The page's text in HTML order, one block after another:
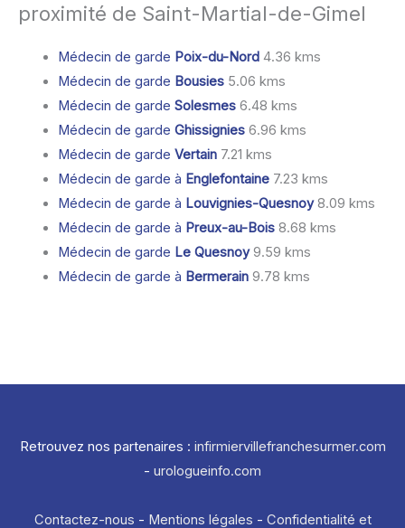
proximité de Saint-Martial-de-Gimel
Médecin de garde Poix-du-Nord4.36 kms
Médecin de garde Bousies5.06 kms
Médecin de garde Solesmes6.48 kms
Médecin de garde Ghissignies6.96 kms
Médecin de garde Vertain7.21 kms
Médecin de garde à Englefontaine7.23 kms
Médecin de garde à Louvignies-Quesnoy8.09 kms
Médecin de garde à Preux-au-Bois8.68 kms
Médecin de garde Le Quesnoy9.59 kms
Médecin de garde à Bermerain9.78 kms
Retrouvez nos partenaires : infirmiervillefranchesurmer.com
- urologueinfo.com
Contactez-nous - Mentions légales - Confidentialité et